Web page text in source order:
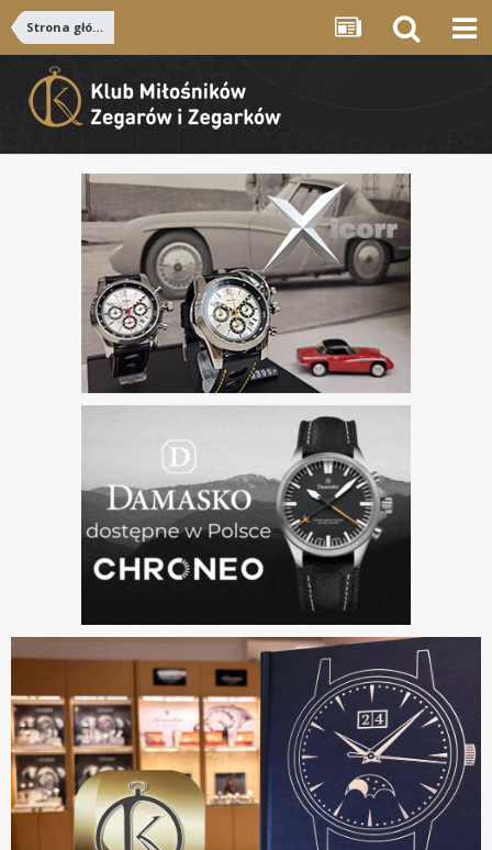
Strona główna